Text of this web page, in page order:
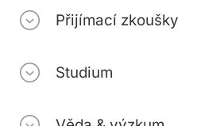
Přijímací zkoušky
Studium